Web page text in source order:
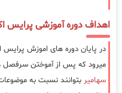
اهداف دوره آموزشی پرایس
در پایان دوره های اموزش پرایس
میرود که پس از آموختن سرفصل
سهامیر بتوانند نسبت به